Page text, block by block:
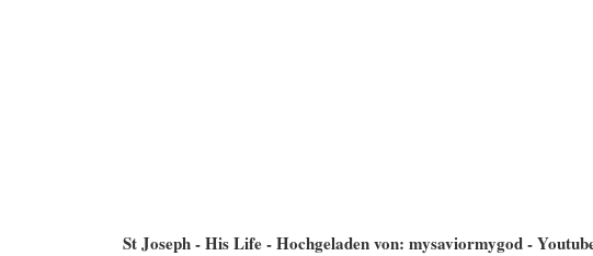
St Joseph - His Life - Hochgeladen von: mysaviormygod -